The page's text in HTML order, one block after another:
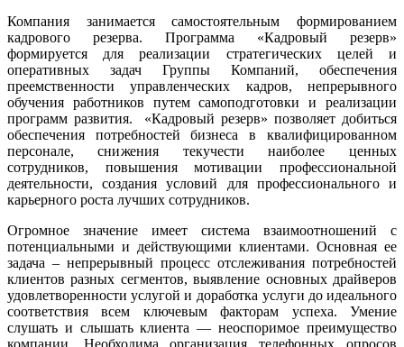
Компания занимается самостоятельным формированием
кадрового резерва. Программа «Кадровый резерв»
формируется для реализации стратегических целей и
оперативных задач Группы Компаний, обеспечения
преемственности управленческих кадров, непрерывного
обучения работников путем самоподготовки и реализации
программ развития. «Кадровый резерв» позволяет добиться
обеспечения потребностей бизнеса в квалифицированном
персонале, снижения текучести наиболее ценных
сотрудников, повышения мотивации профессиональной
деятельности, создания условий для профессионального и
карьерного роста лучших сотрудников.
Огромное значение имеет система взаимоотношений с
потенциальными и действующими клиентами. Основная ее
задача – непрерывный процесс отслеживания потребностей
клиентов разных сегментов, выявление основных драйверов
удовлетворенности услугой и доработка услуги до идеального
соответствия всем ключевым факторам успеха. Умение
слушать и слышать клиента — неоспоримое преимущество